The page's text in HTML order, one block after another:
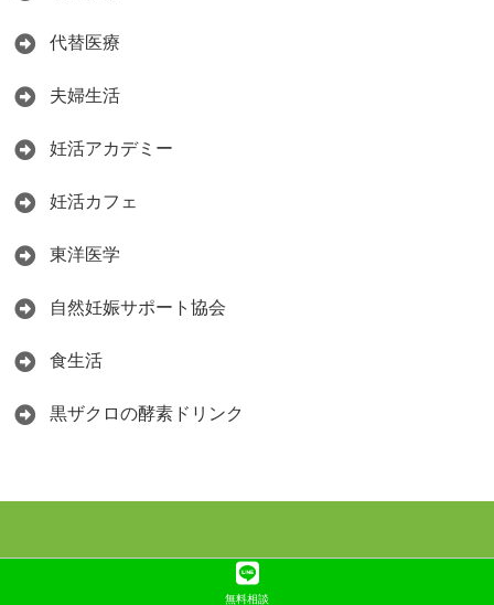
代替医療
夫婦生活
妊活アカデミー
妊活カフェ
東洋医学
自然妊娠サポート協会
食生活
黒ザクロの酵素ドリンク
無料相談